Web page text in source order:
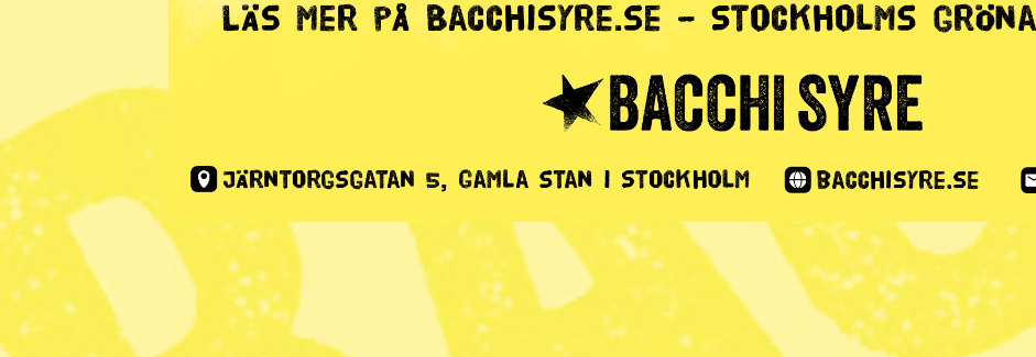
Extremhögerns skeva syn
på yttrandefrihet
Publicerad 2024-02-11 3 min lästid